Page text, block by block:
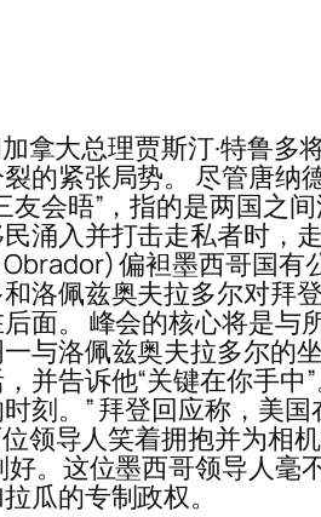
拿大总理贾斯汀·特鲁
的紧张局势。 尽管唐纳
会晤”，指的是两国之
涌入并打击走私者时，
偏袒墨西哥国
洛佩兹奥夫拉多尔对拜
面。 峰会的核心将是与
与洛佩兹奥夫拉多尔的
告诉他“关键在你手中”
刻。” 拜登回应称，美
领导人笑着拥抱并为相
。这位墨西哥领导人毫
瓜的专制政权。